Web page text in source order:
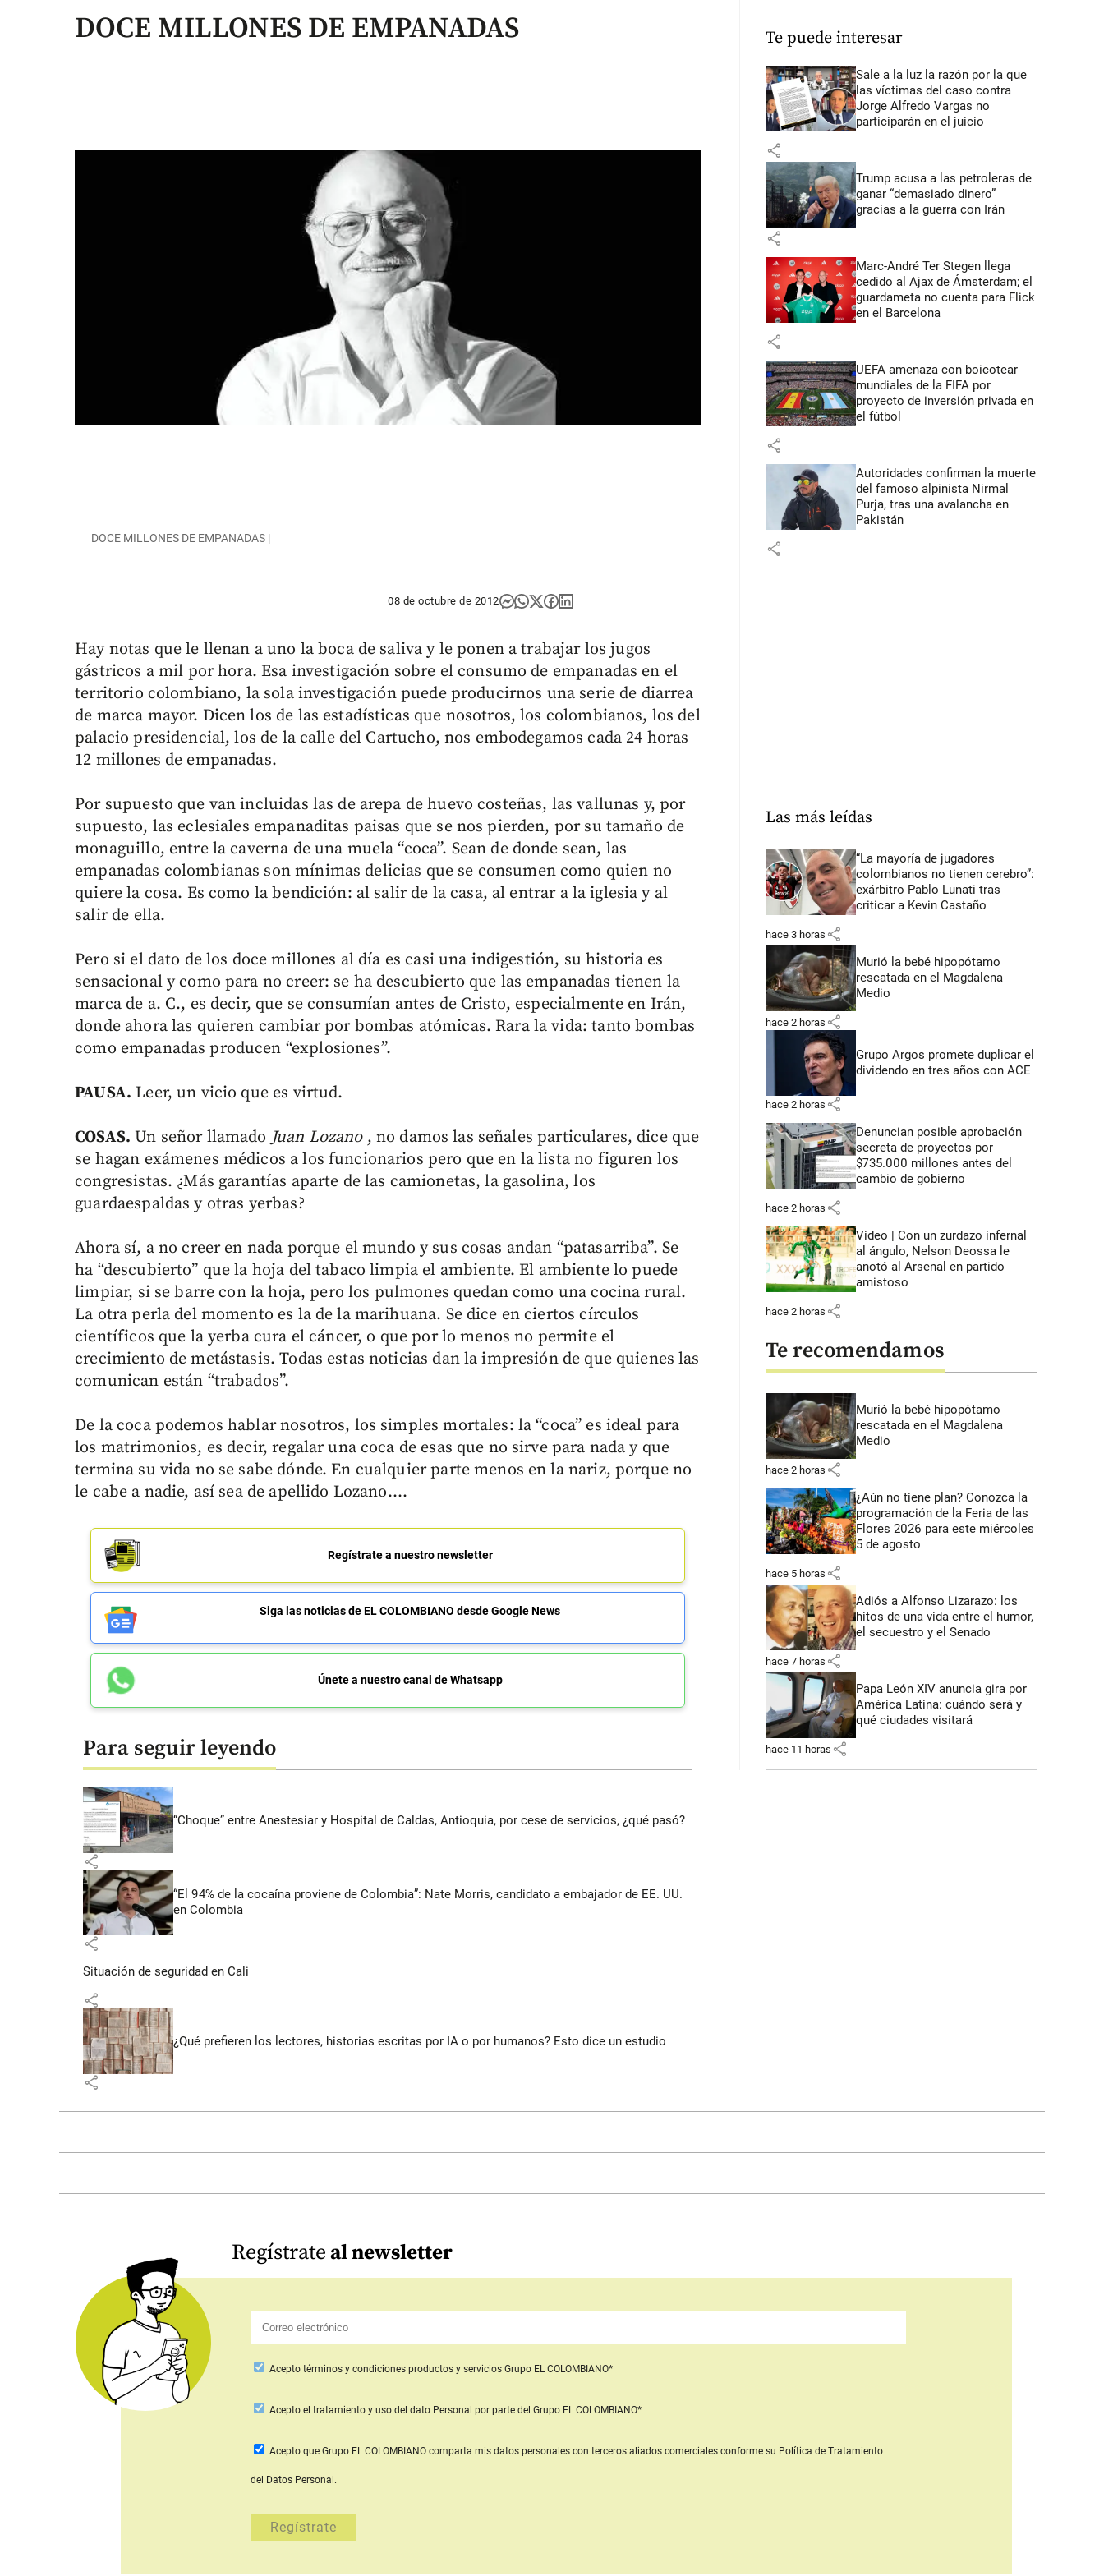
DOCE MILLONES DE EMPANADAS
DOCE MILLONES DE EMPANADAS |
08 de octubre de 2012
Hay notas que le llenan a uno la boca de saliva y le ponen a trabajar los jugos
gástricos a mil por hora. Esa investigación sobre el consumo de empanadas en el
territorio colombiano, la sola investigación puede producirnos una serie de diarrea
de marca mayor. Dicen los de las estadísticas que nosotros, los colombianos, los del
palacio presidencial, los de la calle del Cartucho, nos embodegamos cada 24 horas
12 millones de empanadas.
Por supuesto que van incluidas las de arepa de huevo costeñas, las vallunas y, por
supuesto, las eclesiales empanaditas paisas que se nos pierden, por su tamaño de
monaguillo, entre la caverna de una muela “coca”. Sean de donde sean, las
empanadas colombianas son mínimas delicias que se consumen como quien no
quiere la cosa. Es como la bendición: al salir de la casa, al entrar a la iglesia y al
salir de ella.
Pero si el dato de los doce millones al día es casi una indigestión, su historia es
sensacional y como para no creer: se ha descubierto que las empanadas tienen la
marca de a. C., es decir, que se consumían antes de Cristo, especialmente en Irán,
donde ahora las quieren cambiar por bombas atómicas. Rara la vida: tanto bombas
como empanadas producen “explosiones”.
PAUSA. Leer, un vicio que es virtud.
COSAS. Un señor llamadoJuan Lozano, no damos las señales particulares, dice que
se hagan exámenes médicos a los funcionarios pero que en la lista no figuren los
congresistas. ¿Más garantías aparte de las camionetas, la gasolina, los
guardaespaldas y otras yerbas?
Ahora sí, a no creer en nada porque el mundo y sus cosas andan “patasarriba”. Se
ha “descubierto” que la hoja del tabaco limpia el ambiente. El ambiente lo puede
limpiar, si se barre con la hoja, pero los pulmones quedan como una cocina rural.
La otra perla del momento es la de la marihuana. Se dice en ciertos círculos
científicos que la yerba cura el cáncer, o que por lo menos no permite el
crecimiento de metástasis. Todas estas noticias dan la impresión de que quienes las
comunican están “trabados”.
De la coca podemos hablar nosotros, los simples mortales: la “coca” es ideal para
los matrimonios, es decir, regalar una coca de esas que no sirve para nada y que
termina su vida no se sabe dónde. En cualquier parte menos en la nariz, porque no
le cabe a nadie, así sea de apellido Lozano....
Regístrate a nuestro newsletter
Siga las noticias de EL COLOMBIANO desde Google News
Únete a nuestro canal de Whatsapp
Para seguir leyendo
“Choque” entre Anestesiar y Hospital de Caldas, Antioquia, por cese de servicios, ¿qué pasó?
share
“El 94% de la cocaína proviene de Colombia”: Nate Morris, candidato a embajador de EE. UU.
en Colombia
share
Situación de seguridad en Cali
share
¿Qué prefieren los lectores, historias escritas por IA o por humanos? Esto dice un estudio
share
Te puede interesar
Sale a la luz la razón por la que
las víctimas del caso contra
Jorge Alfredo Vargas no
participarán en el juicio
share
Trump acusa a las petroleras de
ganar “demasiado dinero”
gracias a la guerra con Irán
share
Marc-André Ter Stegen llega
cedido al Ajax de Ámsterdam; el
guardameta no cuenta para Flick
en el Barcelona
share
UEFA amenaza con boicotear
mundiales de la FIFA por
proyecto de inversión privada en
el fútbol
share
Autoridades confirman la muerte
del famoso alpinista Nirmal
Purja, tras una avalancha en
Pakistán
share
Las más leídas
“La mayoría de jugadores
colombianos no tienen cerebro”:
exárbitro Pablo Lunati tras
criticar a Kevin Castaño
hace 3 horas share
Murió la bebé hipopótamo
rescatada en el Magdalena
Medio
hace 2 horas share
Grupo Argos promete duplicar el
dividendo en tres años con ACE
hace 2 horas share
Denuncian posible aprobación
secreta de proyectos por
$735.000 millones antes del
cambio de gobierno
hace 2 horas share
Video | Con un zurdazo infernal
al ángulo, Nelson Deossa le
anotó al Arsenal en partido
amistoso
hace 2 horas share
Te recomendamos
Murió la bebé hipopótamo
rescatada en el Magdalena
Medio
hace 2 horas share
¿Aún no tiene plan? Conozca la
programación de la Feria de las
Flores 2026 para este miércoles
5 de agosto
hace 5 horas share
Adiós a Alfonso Lizarazo: los
hitos de una vida entre el humor,
el secuestro y el Senado
hace 7 horas share
Papa León XIV anuncia gira por
América Latina: cuándo será y
qué ciudades visitará
hace 11 horas share
Regístrateal newsletter
Acepto términos y condiciones productos y servicios Grupo EL COLOMBIANO*
Aceptoel tratamiento y uso del dato Personal por parte del Grupo EL COLOMBIANO*
Acepto que Grupo EL COLOMBIANO comparta mis datos personales con terceros aliados comercialesconforme su Política de Tratamiento
del Datos Personal.